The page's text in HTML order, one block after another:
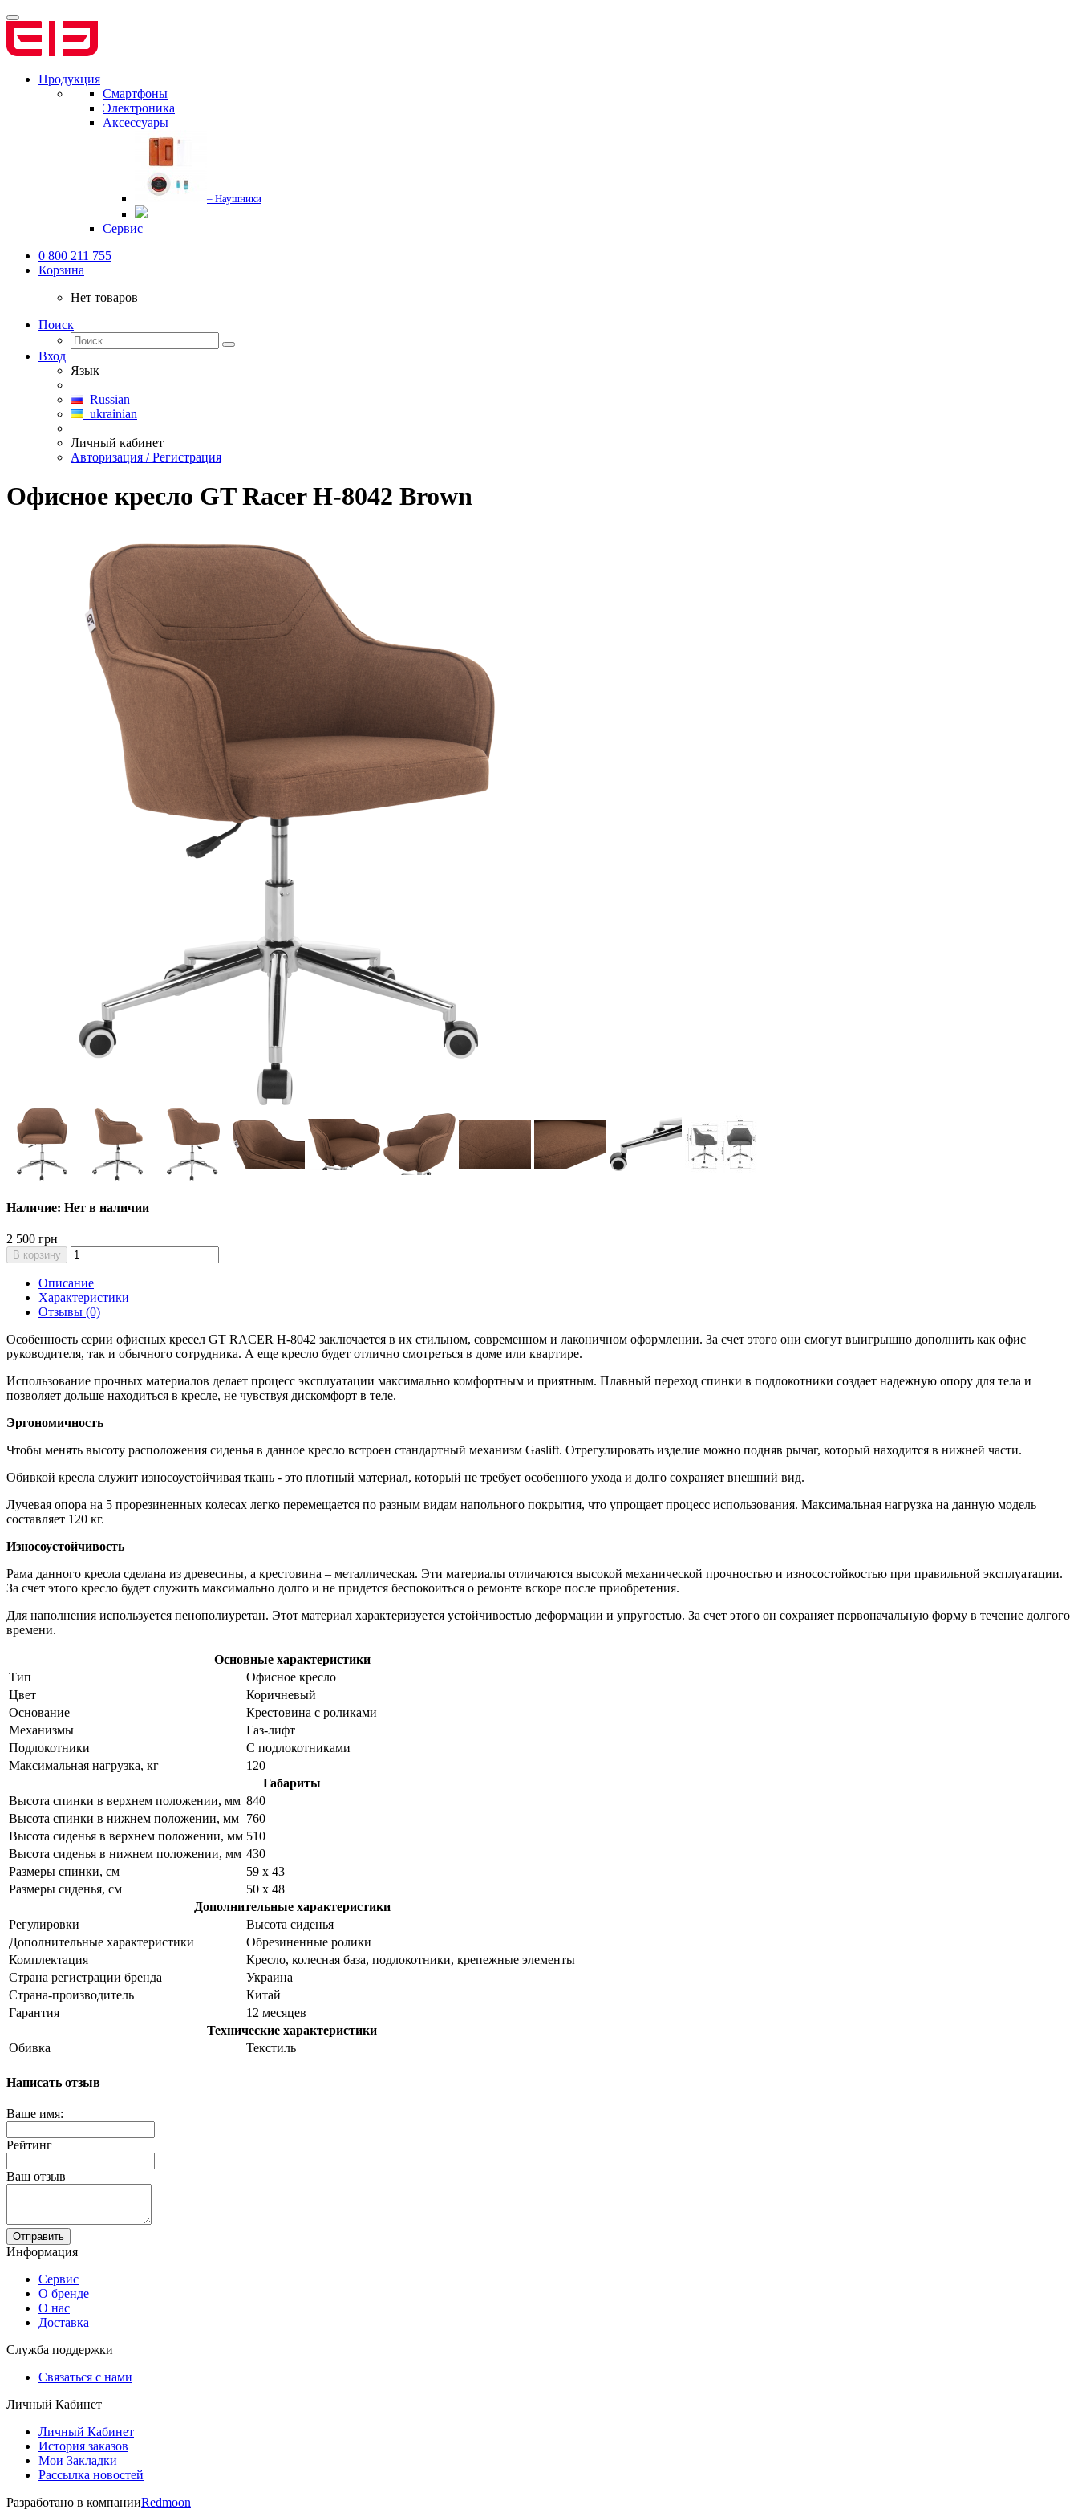
Продукция
Смартфоны
Электроника
Аксессуары
– Наушники
Сервис
0 800 211 755
Корзина
Нет товаров
Поиск
Вход
Язык
Russian
ukrainian
Личный кабинет
Авторизация / Регистрация
Офисное кресло GT Racer H-8042 Brown
Наличие: Нет в наличии
2 500 грн
В корзину
Описание
Характеристики
Отзывы (0)
Особенность серии офисных кресел GT RACER H-8042 заключается в их стильном, современном и лаконичном оформлении. За счет этого они смогут выигрышно дополнить как офис
руководителя, так и обычного сотрудника. А еще кресло будет отлично смотреться в доме или квартире.
Использование прочных материалов делает процесс эксплуатации максимально комфортным и приятным. Плавный переход спинки в подлокотники создает надежную опору для тела и
позволяет дольше находиться в кресле, не чувствуя дискомфорт в теле.
Эргономичность
Чтобы менять высоту расположения сиденья в данное кресло встроен стандартный механизм Gaslift. Отрегулировать изделие можно подняв рычаг, который находится в нижней части.
Обивкой кресла служит износоустойчивая ткань - это плотный материал, который не требует особенного ухода и долго сохраняет внешний вид.
Лучевая опора на 5 прорезиненных колесах легко перемещается по разным видам напольного покрытия, что упрощает процесс использования. Максимальная нагрузка на данную модель
составляет 120 кг.
Износоустойчивость
Рама данного кресла сделана из древесины, а крестовина – металлическая. Эти материалы отличаются высокой механической прочностью и износостойкостью при правильной эксплуатации.
За счет этого кресло будет служить максимально долго и не придется беспокоиться о ремонте вскоре после приобретения.
Для наполнения используется пенополиуретан. Этот материал характеризуется устойчивостью деформации и упругостью. За счет этого он сохраняет первоначальную форму в течение долгого
времени.
Основные характеристики
Тип
Офисное кресло
Цвет
Коричневый
Основание
Крестовина с роликами
Механизмы
Газ-лифт
Подлокотники
С подлокотниками
Максимальная нагрузка, кг
120
Габариты
Высота спинки в верхнем положении, мм 840
Высота спинки в нижнем положении, мм 760
Высота сиденья в верхнем положении, мм 510
Высота сиденья в нижнем положении, мм 430
Размеры спинки, см
59 x 43
Размеры сиденья, см
50 x 48
Дополнительные характеристики
Регулировки
Высота сиденья
Дополнительные характеристики
Обрезиненные ролики
Комплектация
Кресло, колесная база, подлокотники, крепежные элементы
Страна регистрации бренда
Украина
Страна-производитель
Китай
Гарантия
12 месяцев
Технические характеристики
Обивка
Текстиль
Написать отзыв
Ваше имя:
Рейтинг
Ваш отзыв
Отправить
Информация
Сервис
О бренде
О нас
Доставка
Служба поддержки
Связаться с нами
Личный Кабинет
Личный Кабинет
История заказов
Мои Закладки
Рассылка новостей
Разработано в компанииRedmoon